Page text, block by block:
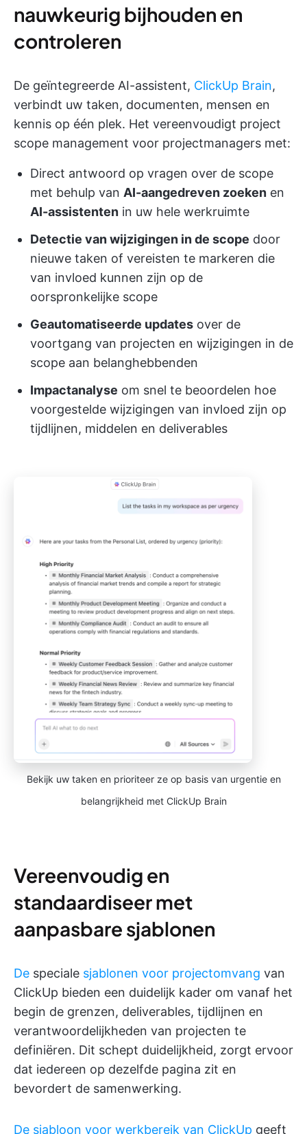
nauwkeurig bijhouden en
controleren
De geïntegreerde AI-assistent, ClickUp Brain,
verbindt uw taken, documenten, mensen en
kennis op één plek. Het vereenvoudigt project
scope management voor projectmanagers met:
Direct antwoord op vragen over de scope
met behulp van AI-aangedreven zoeken en
AI-assistenten in uw hele werkruimte
Detectie van wijzigingen in de scope door
nieuwe taken of vereisten te markeren die
van invloed kunnen zijn op de
oorspronkelijke scope
Geautomatiseerde updates over de
voortgang van projecten en wijzigingen in de
scope aan belanghebbenden
Impactanalyse om snel te beoordelen hoe
voorgestelde wijzigingen van invloed zijn op
tijdlijnen, middelen en deliverables
Bekijk uw taken en prioriteer ze op basis van urgentie en
belangrijkheid met ClickUp Brain
Vereenvoudig en
standaardiseer met
aanpasbare sjablonen
De speciale sjablonen voor projectomvang van
ClickUp bieden een duidelijk kader om vanaf het
begin de grenzen, deliverables, tijdlijnen en
verantwoordelijkheden van projecten te
definiëren. Dit schept duidelijkheid, zorgt ervoor
dat iedereen op dezelfde pagina zit en
bevordert de samenwerking.
De sjabloon voor werkbereik van ClickUp geeft